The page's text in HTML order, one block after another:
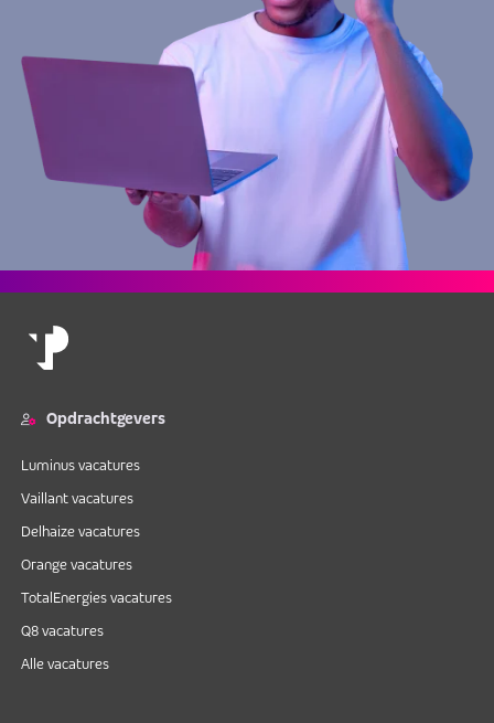
Opdrachtgevers
Luminus vacatures
Vaillant vacatures
Delhaize vacatures
Orange vacatures
TotalEnergies vacatures
Q8 vacatures
Alle vacatures